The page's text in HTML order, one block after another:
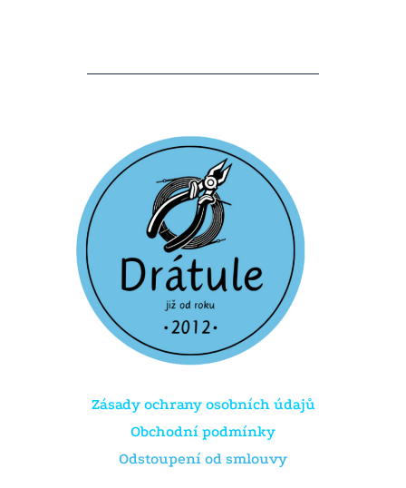
Zásady ochrany osobních údajů
Obchodní podmínky
Odstoupení od smlouvy